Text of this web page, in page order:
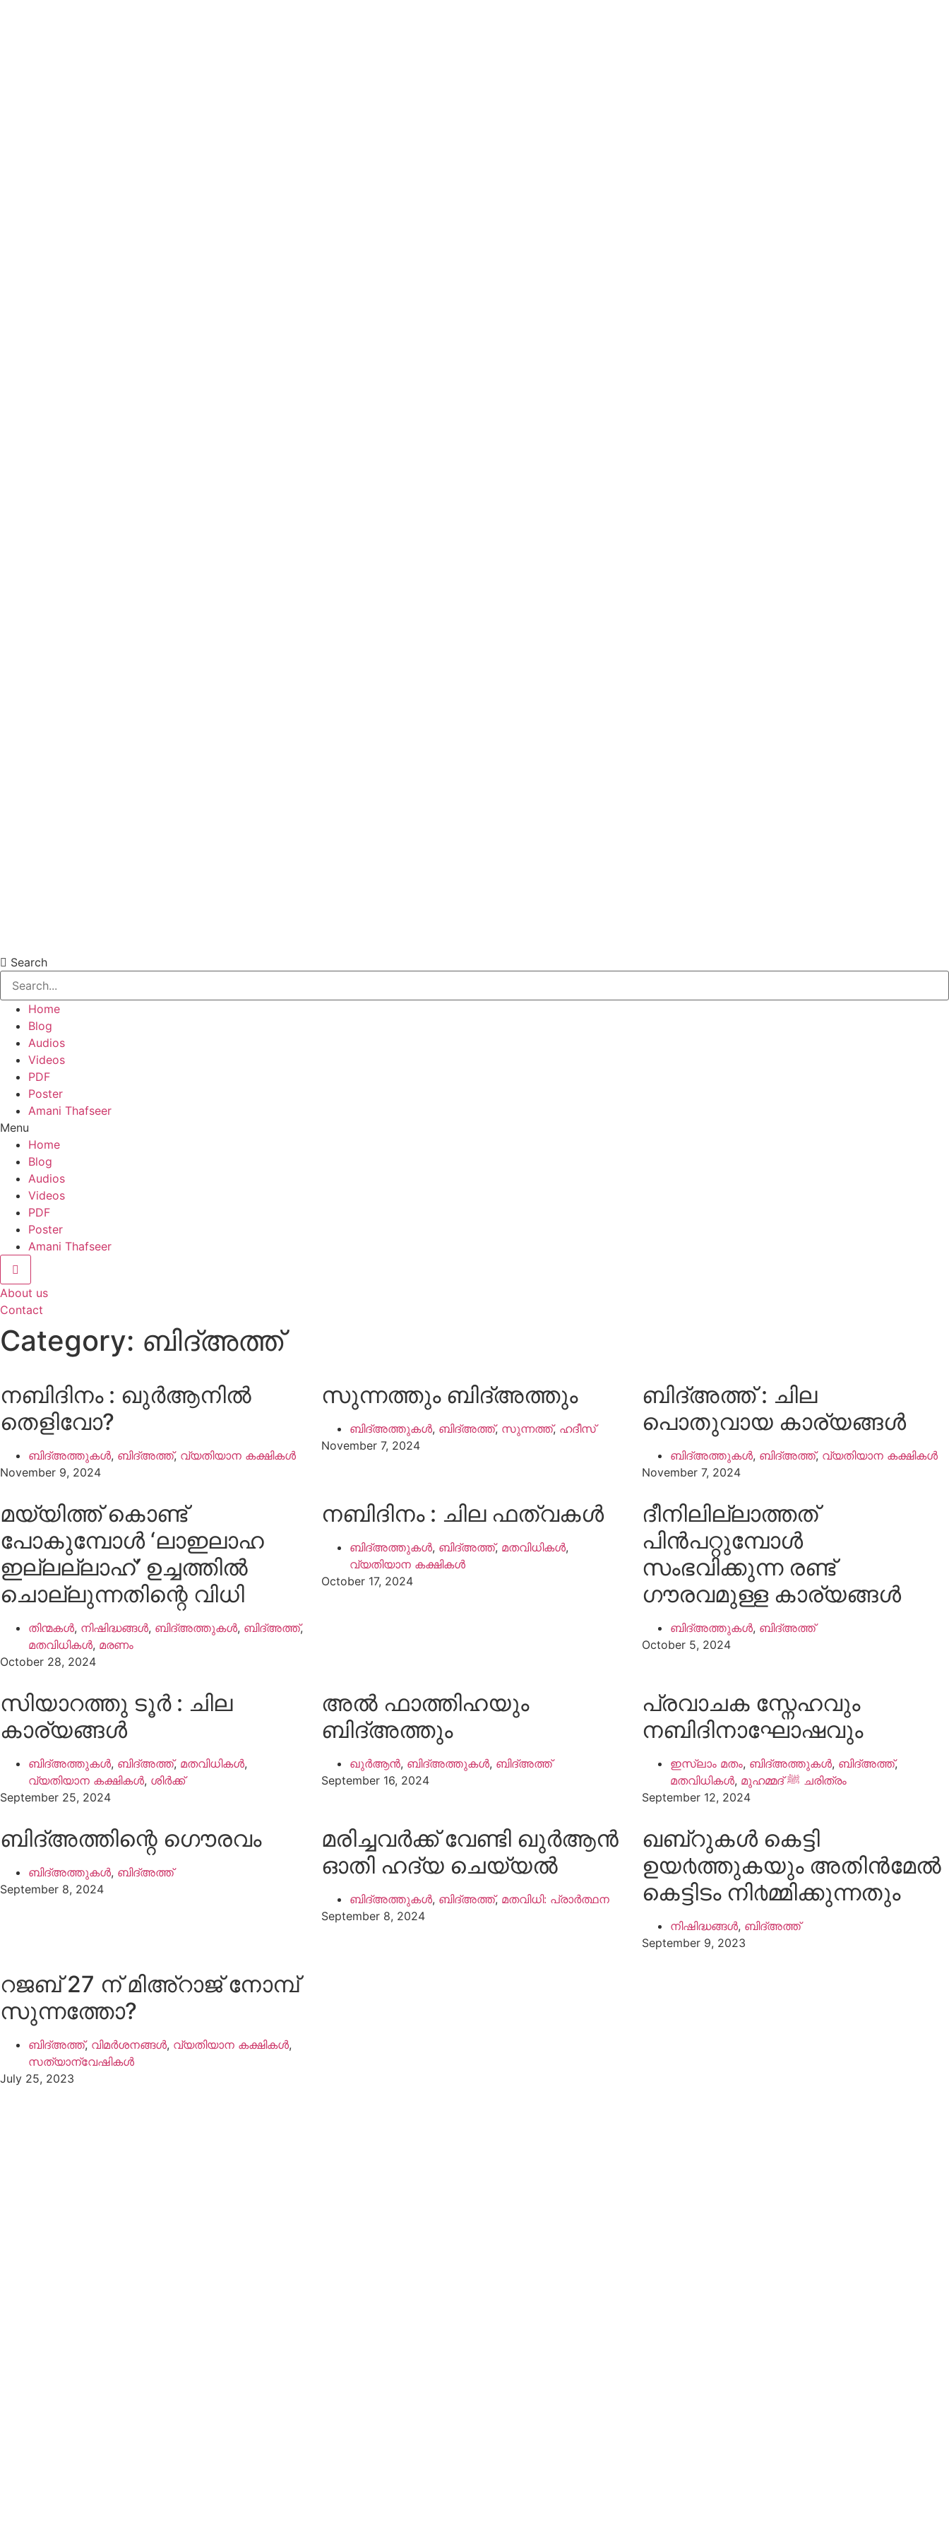
Search
Home
Blog
Audios
Videos
PDF
Poster
Amani Thafseer
Menu
Home
Blog
Audios
Videos
PDF
Poster
Amani Thafseer
About us
Contact
Category: ബിദ്അത്ത്
നബിദിനം : ഖുര്‍ആനിൽ
തെളിവോ?
ബിദ്അത്തുകൾ, ബിദ്അത്ത്, വ്യതിയാന കക്ഷികൾ
November 9, 2024
സുന്നത്തും ബിദ്അത്തും
ബിദ്അത്തുകൾ, ബിദ്അത്ത്, സുന്നത്ത്, ഹദീസ്
November 7, 2024
ബിദ്അത്ത് : ചില
പൊതുവായ കാര്യങ്ങൾ
ബിദ്അത്തുകൾ, ബിദ്അത്ത്, വ്യതിയാന കക്ഷികൾ
November 7, 2024
മയ്യിത്ത് കൊണ്ട്
പോകുമ്പോൾ ‘ലാഇലാഹ
ഇല്ലല്ലാഹ്’ ഉച്ചത്തിൽ
ചൊല്ലുന്നതിന്റെ വിധി
തിന്മകൾ, നിഷിദ്ധങ്ങൾ, ബിദ്അത്തുകൾ, ബിദ്അത്ത്,
മതവിധികൾ, മരണം
October 28, 2024
നബിദിനം : ചില ഫത്‌വകൾ
ബിദ്അത്തുകൾ, ബിദ്അത്ത്, മതവിധികൾ,
വ്യതിയാന കക്ഷികൾ
October 17, 2024
ദീനിലില്ലാത്തത്
പിൻപറ്റുമ്പോൾ
സംഭവിക്കുന്ന രണ്ട്
ഗൗരവമുള്ള കാര്യങ്ങൾ
ബിദ്അത്തുകൾ, ബിദ്അത്ത്
October 5, 2024
സിയാറത്തു ടൂർ : ചില
കാര്യങ്ങൾ
ബിദ്അത്തുകൾ, ബിദ്അത്ത്, മതവിധികൾ,
വ്യതിയാന കക്ഷികൾ, ശിർക്ക്
September 25, 2024
അൽ ഫാത്തിഹയും
ബിദ്അത്തും
ഖുർആൻ, ബിദ്അത്തുകൾ, ബിദ്അത്ത്
September 16, 2024
പ്രവാചക സ്നേഹവും
നബിദിനാഘോഷവും
ഇസ്ലാം മതം, ബിദ്അത്തുകൾ, ബിദ്അത്ത്,
മതവിധികൾ,
മുഹമ്മദ് ﷺ ചരിത്രം
September 12, 2024
ബിദ്അത്തിന്റെ ഗൌരവം
ബിദ്അത്തുകൾ, ബിദ്അത്ത്
September 8, 2024
മരിച്ചവര്‍ക്ക്‌ വേണ്ടി ഖുർആൻ
ഓതി ഹദ്‌യ ചെയ്യല്‍
ബിദ്അത്തുകൾ, ബിദ്അത്ത്, മതവിധി: പ്രാർത്ഥന
September 8, 2024
ഖബ്റുകള്‍ കെട്ടി
ഉയ൪ത്തുകയും അതിന്‍മേല്‍
കെട്ടിടം നി൪മ്മിക്കുന്നതും
നിഷിദ്ധങ്ങൾ, ബിദ്അത്ത്
September 9, 2023
റജബ് 27 ന് മിഅ്റാജ് നോമ്പ്
സുന്നത്തോ?
ബിദ്അത്ത്, വിമർശനങ്ങൾ, വ്യതിയാന കക്ഷികൾ,
സത്യാന്വേഷികൾ
July 25, 2023